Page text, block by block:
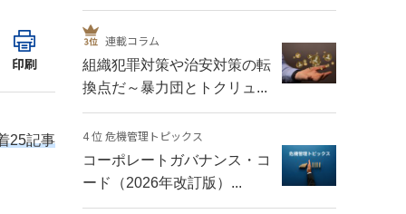
印刷
25記事
連載コラム
組織犯罪対策や治安対策の転
換点だ～暴力団とトクリュ...
4 位 危機管理トピックス
コーポレートガバナンス・コ
ード（2026年改訂版）...